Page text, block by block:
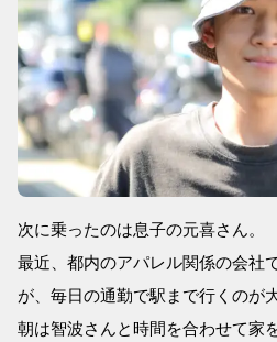
次に乗ったのは息子の元喜さん。
最近、都内のアパレル関係の会社
が、毎日の通勤で駅まで行くのが大
朝は智波さんと時間を合わせて家